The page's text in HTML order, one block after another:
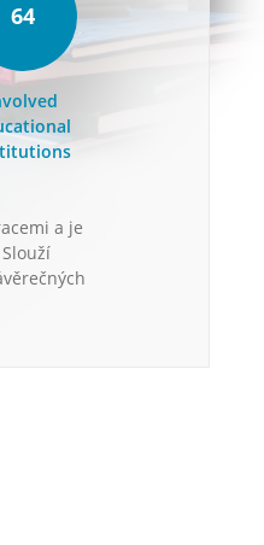
64
a je